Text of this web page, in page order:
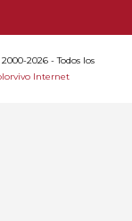
2026 - Todos los
Internet